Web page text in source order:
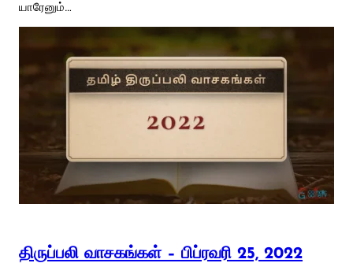
யாரேனும்…
திருப்பலி வாசகங்கள் – பிப்ரவரி 25, 2022